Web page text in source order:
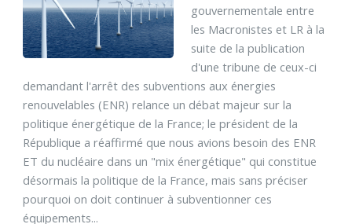
gouvernementale entre
les Macronistes et LR à la
suite de la publication
d'une tribune de ceux-ci
demandant l'arrêt des subventions aux énergies
renouvelables (ENR) relance un débat majeur sur la
politique énergétique de la France; le président de la
République a réaffirmé que nous avions besoin des ENR
ET du nucléaire dans un "mix énergétique" qui constitue
désormais la politique de la France, mais sans préciser
pourquoi on doit continuer à subventionner ces
équipements...